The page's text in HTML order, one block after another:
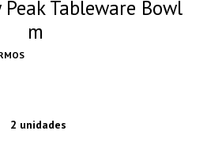
Peak Tableware Bowl
m
2 unidades